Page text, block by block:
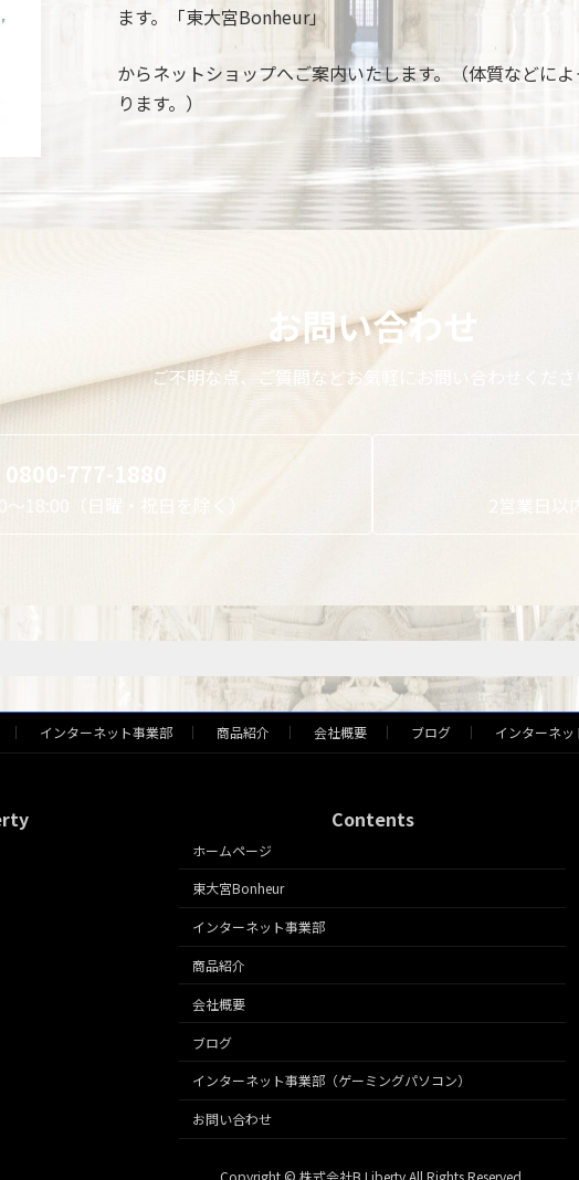
ます。「東大宮Bonheur」
からネットショップへご案内いたします。（体質などに
ります。）
お問い合わせ
ご不明な点、ご質問などお気軽にお問い合わせくださ
0800-777-1880
18:00（日曜・祝日を除く） 2営業日以
インターネット事業部 商品紹介 会社概要 ブログ インターネッ
Contents
ホームページ
東大宮Bonheur
インターネット事業部
商品紹介
会社概要
ブログ
インターネット事業部（ゲーミングパソコン）
お問い合わせ
Copyright © 株式会社B Liberty All Rights Reserved.